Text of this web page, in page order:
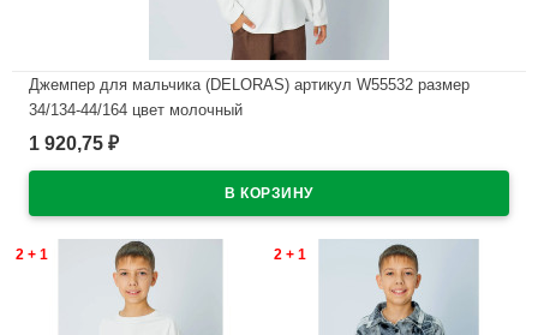
Джемпер для мальчика (DELORAS) артикул W55532 размер
34/134-44/164 цвет молочный
В наличии
1 920,75 ₽
2 + 1 2 + 1